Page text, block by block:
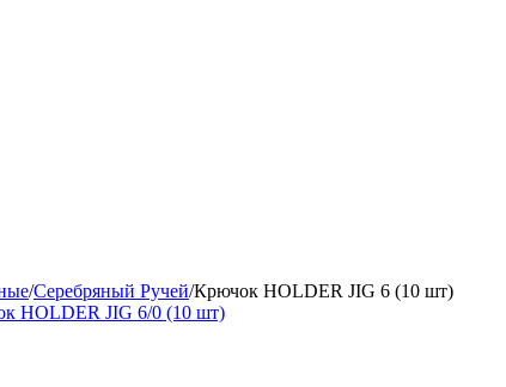
/Серебряный Ручей/Крючок HOLDER JIG 6 (10 шт)
HOLDER JIG 6/0 (10 шт)